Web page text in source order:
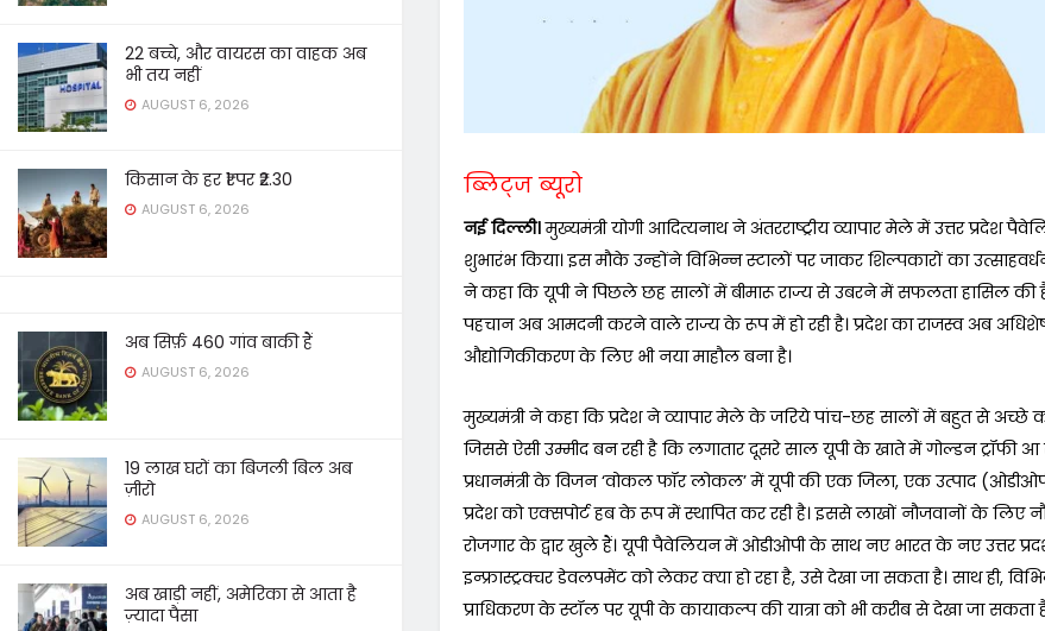
22 बच्चे, और वायरस का वाहक अब
भी तय नहीं
AUGUST 6, 2026
किसान के हर ₹1 पर ₹2.30
AUGUST 6, 2026
अब सिर्फ़ 460 गांव बाकी हैं
AUGUST 6, 2026
19 लाख घरों का बिजली बिल अब
ज़ीरो
AUGUST 6, 2026
अब खाड़ी नहीं, अमेरिका से आता है
ज़्यादा पैसा
ब्लिट्ज ब्यूरो
नई दिल्ली।मुख्यमंत्री योगी आदित्यनाथ ने अंतरराष्ट्रीय व्यापार मेले में उत्तर प्रदेश
शुभारंभ किया। इस मौके उन्होंने विभिन्न स्टालों पर जाकर शिल्पकारों का
ने कहा कि यूपी ने पिछले छह सालों में बीमारू राज्य से उबरने में सफलता हासिल की
पहचान अब आमदनी करने वाले राज्य के रूप में हो रही है। प्रदेश का राजस्व अब
औद्योगिकीकरण के लिए भी नया माहौल बना है।
मुख्यमंत्री ने कहा कि प्रदेश ने व्यापार मेले के जरिये पांच-छह सालों में बहुत से अच्छे
जिससे ऐसी उम्मीद बन रही है कि लगातार दूसरे साल यूपी के खाते में गोल्डन ट्रॉफी आ
प्रधानमंत्री के विजन ‘वोकल फॉर लोकल’ में यूपी की एक जिला, एक उत्पाद
प्रदेश को एक्सपोर्ट हब के रूप में स्थापित कर रही है। इससे लाखों नौजवानों के लिए
रोजगार के द्वार खुले हैं। यूपी पैवेलियन में ओडीओपी के साथ नए भारत के नए उत्तर
इन्फ्रास्ट्रक्चर डेवलपमेंट को लेकर क्या हो रहा है, उसे देखा जा सकता है। साथ ही,
प्राधिकरण के स्टॉल पर यूपी के कायाकल्प की यात्रा को भी करीब से देखा जा सकता